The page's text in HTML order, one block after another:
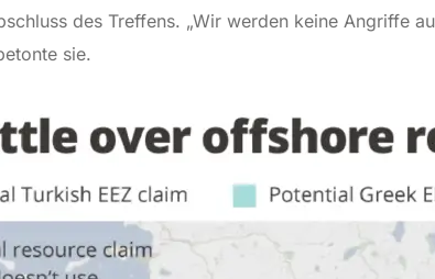
des Treffens. „Wir werden keine Angriffe
sie.